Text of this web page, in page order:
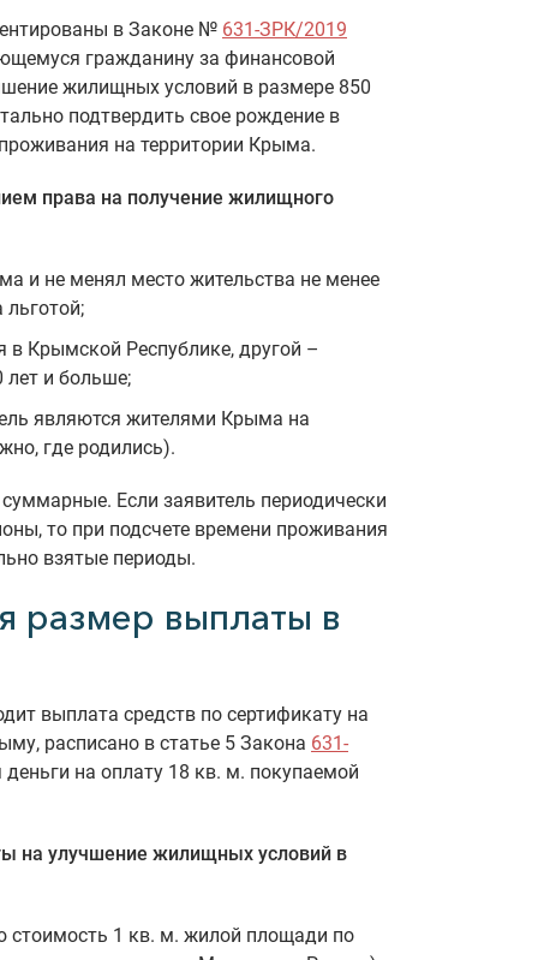
в Законе № 631-ЗРК/2019
гражданину за финансовой
жилищных условий в размере 850
подтвердить свое рождение в
на территории Крыма.
права на получение жилищного
и не менял место жительства не менее
в Крымской Республике, другой –
лет и больше;
являются жителями Крыма на
где родились).
Если заявитель периодически
то при подсчете времени проживания
взятые периоды.
размер выплаты в
выплата средств по сертификату на
расписано в статье 5 Закона 631-
на оплату 18 кв. м. покупаемой
на улучшение жилищных условий в
стоимость 1 кв. м. жилой площади по